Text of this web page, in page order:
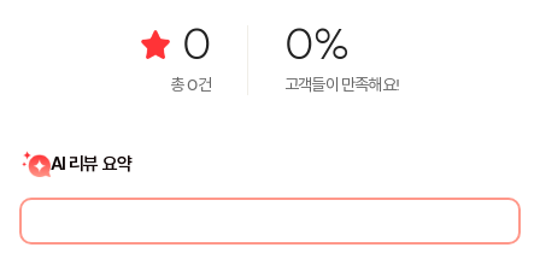
0
총0건
0%
고객들이 만족해요!
AI 리뷰 요약